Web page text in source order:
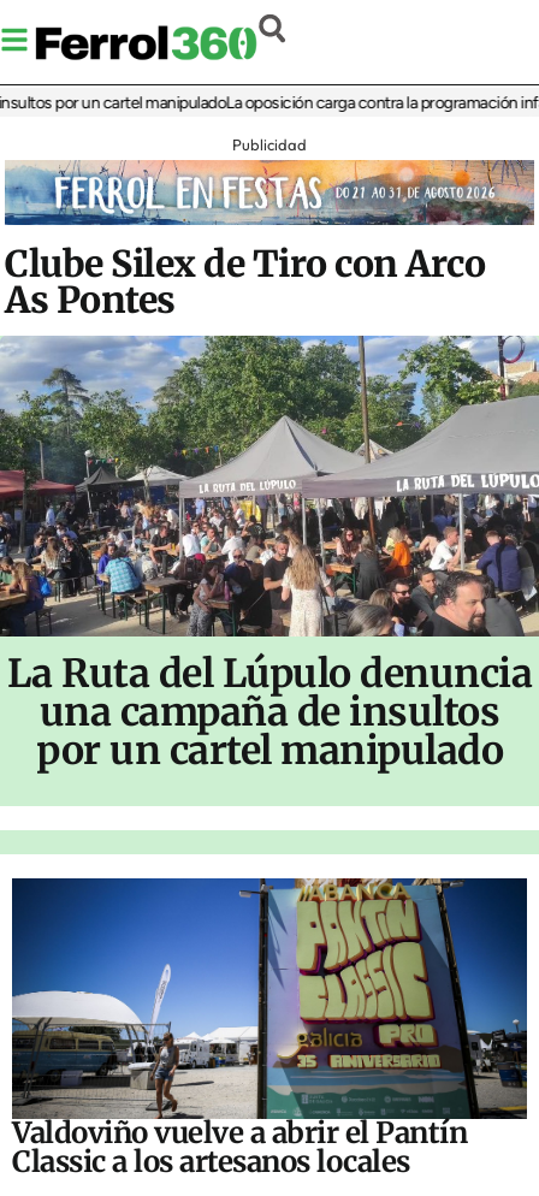
por un cartel manipuladoLa oposición carga contra la programación infantil
Publicidad
Clube Silex de Tiro con Arco
As Pontes
La Ruta del Lúpulo denuncia
una campaña de insultos
por un cartel manipulado
Valdoviño vuelve a abrir el Pantín
Classic a los artesanos locales